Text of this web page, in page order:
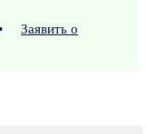
•
Заявить о